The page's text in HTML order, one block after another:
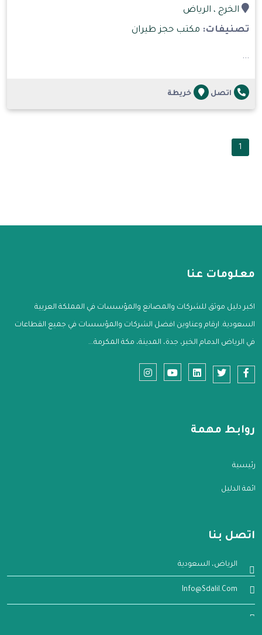
الخرج ، الرياض
تصنيفات: مكتب حجز طيران
...
اتصل خريطة
1
معلومات عنا
اكبر دليل موثق للشركات والمصانع والمؤسسات في المملكة العربية
السعودية. ارقام وعناوين افضل الشركات والمؤسسات في جميع القطاعات
في الرياض الدمام الخبر، جدة، المدينة، مكة المكرمة...
روابط مهمة
الرئيسية
قائمة الدليل
اتصل بنا
الرياض، السعودية
Info@sdalil.com